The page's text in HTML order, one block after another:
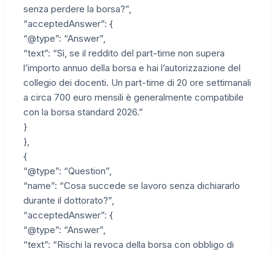
senza perdere la borsa?”,
“acceptedAnswer”: {
“@type”: “Answer”,
“text”: “Sì, se il reddito del part-time non supera
l’importo annuo della borsa e hai l’autorizzazione del
collegio dei docenti. Un part-time di 20 ore settimanali
a circa 700 euro mensili è generalmente compatibile
con la borsa standard 2026.”
}
},
{
“@type”: “Question”,
“name”: “Cosa succede se lavoro senza dichiararlo
durante il dottorato?”,
“acceptedAnswer”: {
“@type”: “Answer”,
“text”: “Rischi la revoca della borsa con obbligo di